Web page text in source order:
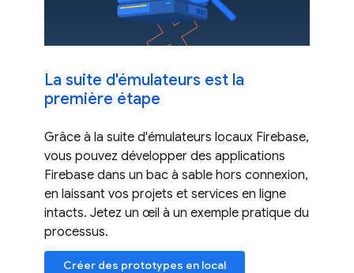
La suite d'émulateurs est la
première étape
Grâce à la suite d'émulateurs locaux Firebase,
vous pouvez développer des applications
Firebase dans un bac à sable hors connexion,
en laissant vos projets et services en ligne
intacts. Jetez un œil à un exemple pratique du
processus.
Créer des prototypes en local